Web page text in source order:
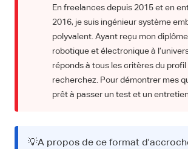
En freelances depuis 2015 et en
2016, je suis ingénieur système
polyvalent. Ayant reçu mon
robotique et électronique à
réponds à tous les critères du profil
recherchez. Pour démontrer mes
prêt à passer un test et un
💡A propos de ce format